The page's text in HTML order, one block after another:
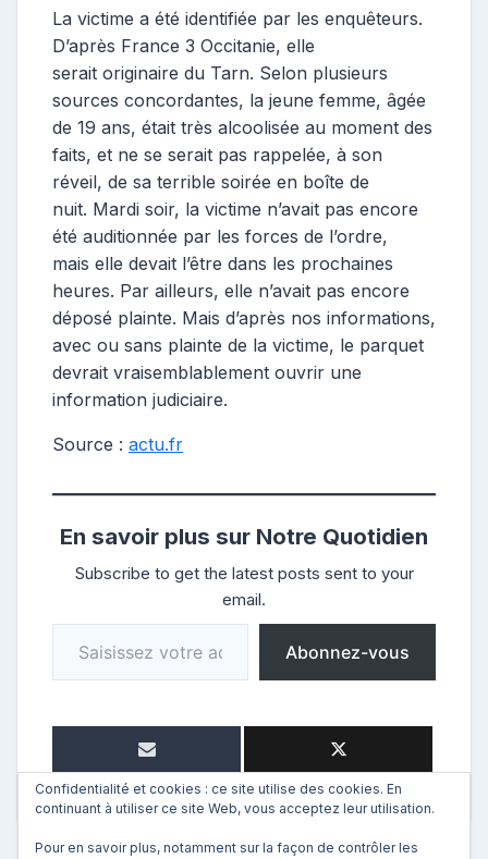
La victime a été identifiée par les enquêteurs.
D’après France 3 Occitanie, elle
serait originaire du Tarn. Selon plusieurs
sources concordantes, la jeune femme, âgée
de 19 ans, était très alcoolisée au moment des
faits, et ne se serait pas rappelée, à son
réveil, de sa terrible soirée en boîte de
nuit. Mardi soir, la victime n’avait pas encore
été auditionnée par les forces de l’ordre,
mais elle devait l’être dans les prochaines
heures. Par ailleurs, elle n’avait pas encore
déposé plainte. Mais d’après nos informations,
avec ou sans plainte de la victime, le parquet
devrait vraisemblablement ouvrir une
information judiciaire.
Source : actu.fr
En savoir plus sur Notre Quotidien
Subscribe to get the latest posts sent to your
email.
Saisissez votre adresse e-mail…
Abonnez-vous
Confidentialité et cookies : ce site utilise des cookies. En
continuant à utiliser ce site Web, vous acceptez leur utilisation.
Pour en savoir plus, notamment sur la façon de contrôler les